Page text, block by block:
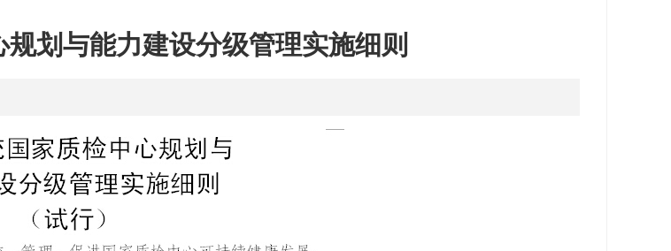
划与能力建设分级管理实施细则